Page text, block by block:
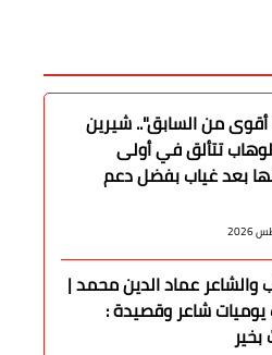
من السابق".. شيرين
تتألق في أولى
بعد غياب بفضل دعم
والشاعر عماد الدين محمد |
شاعر وقصيدة :
بخير